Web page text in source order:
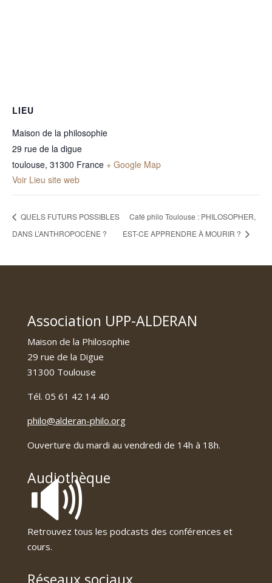
LIEU
Maison de la philosophie
29 rue de la digue
toulouse, 31300 France + Google Map
Voir Lieu site web
QUELS FUTURS POSSIBLES
DANS L’ANTHROPOCÈNE ?
Café philo Toulouse : PHILOSOPHER,
EST-CE APPRENDRE À MOURIR ?
Association UPP-ALDERAN
Maison de la Philosophie
29 rue de la Digue
31300 Toulouse
Tél. 05 61 42 14 40
philo@alderan-philo.org
Ouverture du mardi au vendredi de 14h à 18h.
Audiothèque
🔊
Retrouvez tous les podcasts des conférences et
cours.